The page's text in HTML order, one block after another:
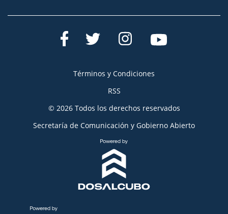
Términos y Condiciones
RSS
© 2026 Todos los derechos reservados
Secretaría de Comunicación y Gobierno Abierto